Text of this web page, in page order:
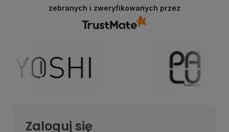
zebranych i zweryfikowanych przez
Zaloguj się